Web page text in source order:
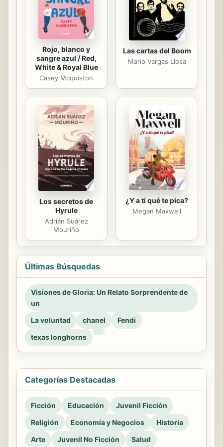
aptitudes que son necesarias, cómo
abordar un proyecto Social...
Rojo, blanco y
sangre azul / Red,
White & Royal Blue
Casey Mcquiston
Las cartas del Boom
Mario Vargas Llosa
Los secretos de
Hyrule
Adrián Suárez
Mouriño
¿Y a ti qué te pica?
Megan Maxwell
Últimas Búsquedas
Visiones de Gloria: Un Relato Sorprendente de
un
La voluntad
chanel
Fendi
texas longhorns
Categorías Destacadas
Ficción Educación
Juvenil Ficción
Religión
Economía y Negocios
Historia
Arte
Juvenil No Ficción Salud